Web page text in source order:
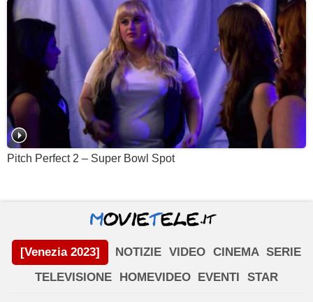
Pitch Perfect 2 – Super Bowl Spot
[Venezia 2023] NOTIZIE VIDEO CINEMA SERIE
TELEVISIONE
HOMEVIDEO EVENTI STAR